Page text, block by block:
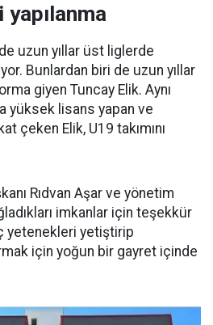
yapılanma
uzun yıllar üst liglerde
Bunlardan biri de uzun yıllar
giyen Tuncay Elik. Aynı
yüksek lisans yapan ve
çeken Elik, U19 takımını
Rıdvan Aşar ve yönetim
imkanlar için teşekkür
yetenekleri yetiştirip
için yoğun bir gayret içinde